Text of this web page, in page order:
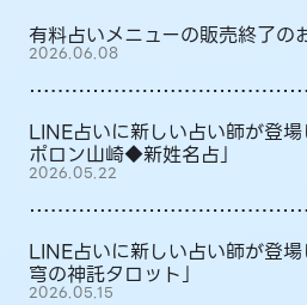
有料占いメニューの販売終了の
2026.06.08
LINE占いに新しい占い師が登
ポロン山崎◆新姓名占」
2026.05.22
LINE占いに新しい占い師が登
穹の神託タロット」
2026.05.15